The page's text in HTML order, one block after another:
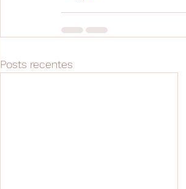
Posts recentes